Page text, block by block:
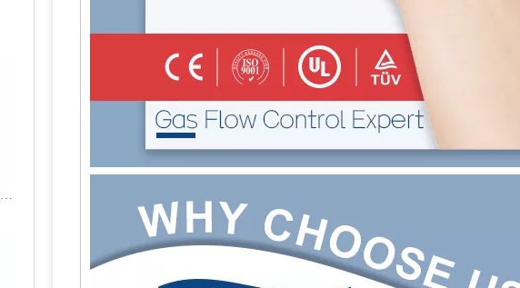
LPG-Ventil des Tankeinfüllstutzens absperren